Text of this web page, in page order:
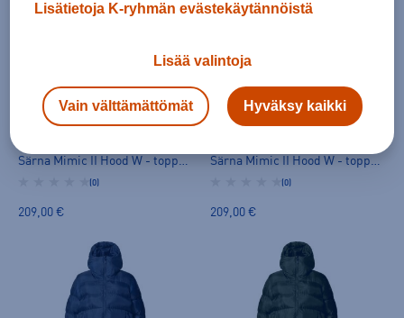
(0)
209,00 €
(0)
209,00 €
Lisätietoja K-ryhmän evästekäytännöistä
Lisää valintoja
Vain välttämättömät Hyväksy kaikki